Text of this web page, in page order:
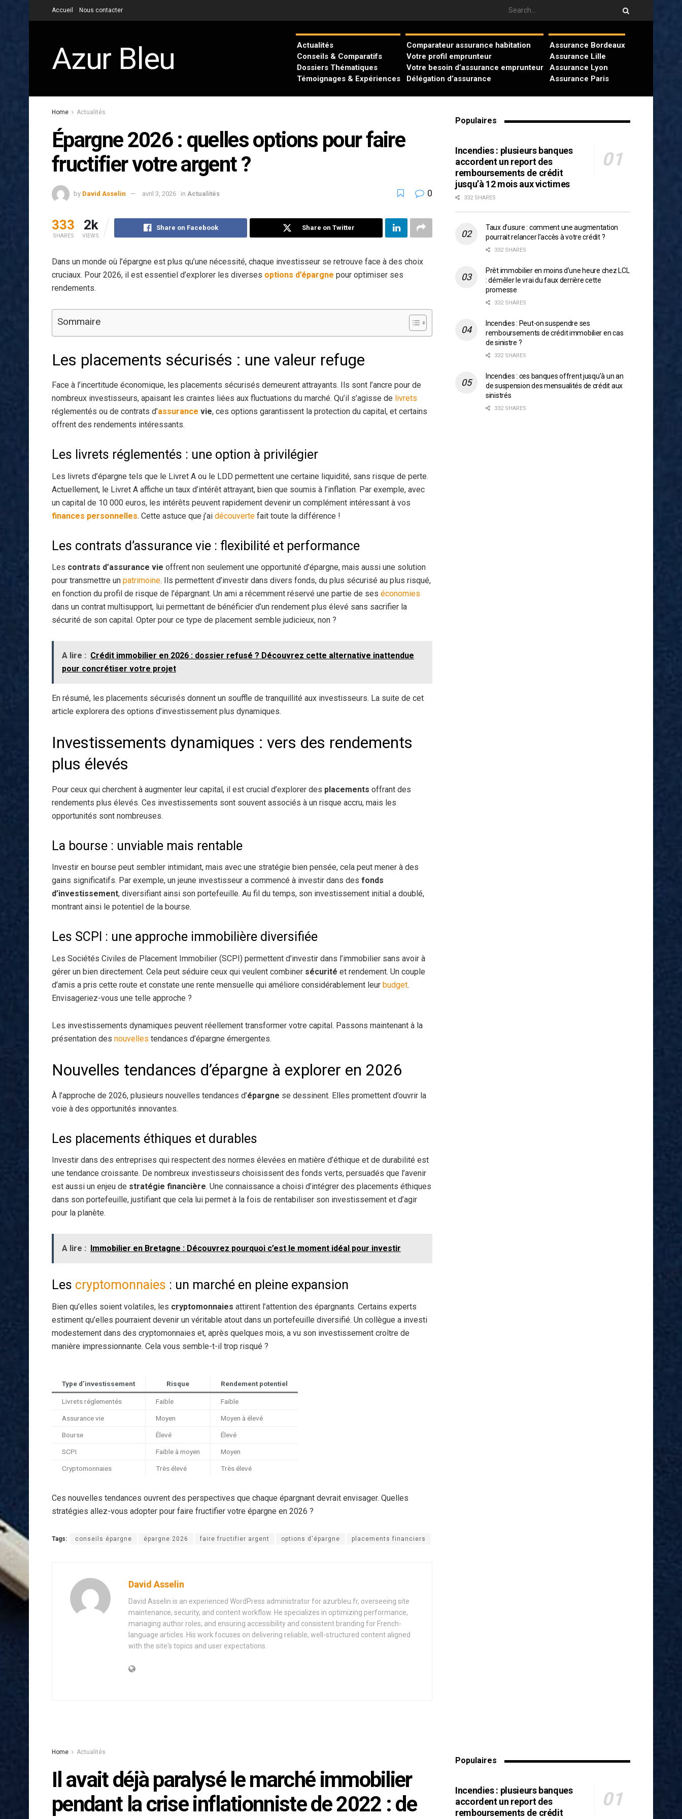
Accueil Nous contacter
Azur Bleu
Actualités
Conseils & Comparatifs
Dossiers Thématiques
Témoignages & Expériences
Comparateur assurance habitation
Votre profil emprunteur
Votre besoin d’assurance emprunteur
Délégation d’assurance
Assurance Bordeaux
Assurance Lille
Assurance Lyon
Assurance Paris
Home Actualités
Épargne 2026 : quelles options pour faire
fructifier votre argent ?
by David Asselin avril 3, 2026 in Actualités 0
333
SHARES
2k
VIEWS
Share on Facebook Share on Twitter
Dans un monde où l’épargne est plus qu’une nécessité, chaque investisseur se retrouve face à des choix
cruciaux. Pour 2026, il est essentiel d’explorer les diverses options d’épargne pour optimiser ses
rendements.
Sommaire
Les placements sécurisés : une valeur refuge
Face à l’incertitude économique, les placements sécurisés demeurent attrayants. Ils sont l’ancre pour de
nombreux investisseurs, apaisant les craintes liées aux fluctuations du marché. Qu’il s’agisse de livrets
réglementés ou de contrats d’assurance vie, ces options garantissent la protection du capital, et certains
offrent des rendements intéressants.
Les livrets réglementés : une option à privilégier
Les livrets d’épargne tels que le Livret A ou le LDD permettent une certaine liquidité, sans risque de perte.
Actuellement, le Livret A affiche un taux d’intérêt attrayant, bien que soumis à l’inflation. Par exemple, avec
un capital de 10 000 euros, les intérêts peuvent rapidement devenir un complément intéressant à vos
finances personnelles. Cette astuce que j’ai découverte fait toute la différence !
Les contrats d’assurance vie : flexibilité et performance
Les contrats d’assurance vie offrent non seulement une opportunité d’épargne, mais aussi une solution
pour transmettre un patrimoine. Ils permettent d’investir dans divers fonds, du plus sécurisé au plus risqué,
en fonction du profil de risque de l’épargnant. Un ami a récemment réservé une partie de ses économies
dans un contrat multisupport, lui permettant de bénéficier d’un rendement plus élevé sans sacrifier la
sécurité de son capital. Opter pour ce type de placement semble judicieux, non ?
A lire : Crédit immobilier en 2026 : dossier refusé ? Découvrez cette alternative inattendue
pour concrétiser votre projet
En résumé, les placements sécurisés donnent un souffle de tranquillité aux investisseurs. La suite de cet
article explorera des options d’investissement plus dynamiques.
Investissements dynamiques : vers des rendements
plus élevés
Pour ceux qui cherchent à augmenter leur capital, il est crucial d’explorer des placements offrant des
rendements plus élevés. Ces investissements sont souvent associés à un risque accru, mais les
opportunités sont nombreuses.
La bourse : unviable mais rentable
Investir en bourse peut sembler intimidant, mais avec une stratégie bien pensée, cela peut mener à des
gains significatifs. Par exemple, un jeune investisseur a commencé à investir dans des fonds
d’investissement, diversifiant ainsi son portefeuille. Au fil du temps, son investissement initial a doublé,
montrant ainsi le potentiel de la bourse.
Les SCPI : une approche immobilière diversifiée
Les Sociétés Civiles de Placement Immobilier (SCPI) permettent d’investir dans l’immobilier sans avoir à
gérer un bien directement. Cela peut séduire ceux qui veulent combiner sécurité et rendement. Un couple
d’amis a pris cette route et constate une rente mensuelle qui améliore considérablement leur budget.
Envisageriez-vous une telle approche ?
Les investissements dynamiques peuvent réellement transformer votre capital. Passons maintenant à la
présentation des nouvelles tendances d’épargne émergentes.
Nouvelles tendances d’épargne à explorer en 2026
À l’approche de 2026, plusieurs nouvelles tendances d’épargne se dessinent. Elles promettent d’ouvrir la
voie à des opportunités innovantes.
Les placements éthiques et durables
Investir dans des entreprises qui respectent des normes élevées en matière d’éthique et de durabilité est
une tendance croissante. De nombreux investisseurs choisissent des fonds verts, persuadés que l’avenir
est aussi un enjeu de stratégie financière. Une connaissance a choisi d’intégrer des placements éthiques
dans son portefeuille, justifiant que cela lui permet à la fois de rentabiliser son investissement et d’agir
pour la planète.
A lire : Immobilier en Bretagne : Découvrez pourquoi c’est le moment idéal pour investir
Les cryptomonnaies : un marché en pleine expansion
Bien qu’elles soient volatiles, les cryptomonnaies attirent l’attention des épargnants. Certains experts
estiment qu’elles pourraient devenir un véritable atout dans un portefeuille diversifié. Un collègue a investi
modestement dans des cryptomonnaies et, après quelques mois, a vu son investissement croître de
manière impressionnante. Cela vous semble-t-il trop risqué ?
Type d’investissement Risque Rendement potentiel
Livrets réglementés Faible Faible
Assurance vie Moyen Moyen à élevé
Bourse Élevé Élevé
SCPI Faible à moyen Moyen
Cryptomonnaies Très élevé Très élevé
Ces nouvelles tendances ouvrent des perspectives que chaque épargnant devrait envisager. Quelles
stratégies allez-vous adopter pour faire fructifier votre épargne en 2026 ?
Tags: conseils épargne épargne 2026 faire fructifier argent options d'épargne placements financiers
David Asselin
David Asselin is an experienced WordPress administrator for azurbleu.fr, overseeing site
maintenance, security, and content workflow. He specializes in optimizing performance,
managing author roles, and ensuring accessibility and consistent branding for French-
language articles. His work focuses on delivering reliable, well-structured content aligned
with the site's topics and user expectations.
Populaires
Incendies : plusieurs banques
accordent un report des
remboursements de crédit
jusqu’à 12 mois aux victimes
332 SHARES
Taux d’usure : comment une augmentation
pourrait relancer l’accès à votre crédit ?
332 SHARES
Prêt immobilier en moins d’une heure chez LCL
: démêler le vrai du faux derrière cette
promesse
332 SHARES
Incendies : Peut-on suspendre ses
remboursements de crédit immobilier en cas
de sinistre ?
332 SHARES
Incendies : ces banques offrent jusqu’à un an
de suspension des mensualités de crédit aux
sinistrés
332 SHARES
Home Actualités
Il avait déjà paralysé le marché immobilier
pendant la crise inflationniste de 2022 : de
Populaires
Incendies : plusieurs banques
accordent un report des
remboursements de crédit